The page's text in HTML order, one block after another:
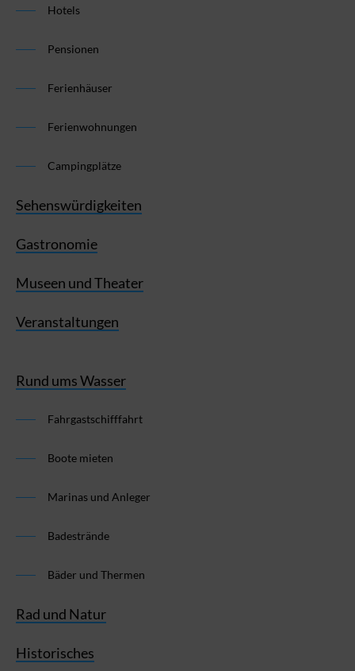
Hotels
Pensionen
Ferienhäuser
Ferienwohnungen
Campingplätze
Sehenswürdigkeiten
Gastronomie
Museen und Theater
Veranstaltungen
Rund ums Wasser
Fahrgastschifffahrt
Boote mieten
Marinas und Anleger
Badestrände
Bäder und Thermen
Rad und Natur
Historisches